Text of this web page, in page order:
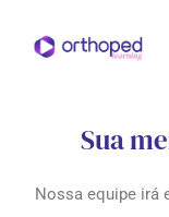
Sua
Nossa equipe irá